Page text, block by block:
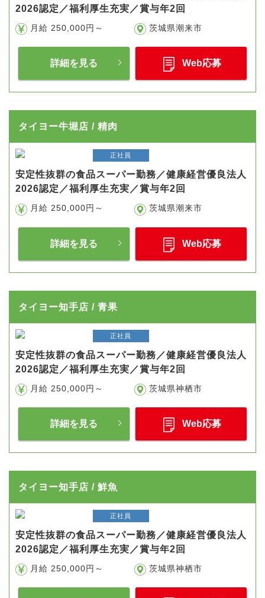
2026認定／福利厚生充実／賞与年2回
月給 250,000円～ 茨城県潮来市
詳細を見る Web応募
タイヨー牛堀店 / 精肉
正社員
安定性抜群の食品スーパー勤務／健康経営優良法人
2026認定／福利厚生充実／賞与年2回
月給 250,000円～ 茨城県潮来市
詳細を見る Web応募
タイヨー知手店 / 青果
正社員
安定性抜群の食品スーパー勤務／健康経営優良法人
2026認定／福利厚生充実／賞与年2回
月給 250,000円～ 茨城県神栖市
詳細を見る Web応募
タイヨー知手店 / 鮮魚
正社員
安定性抜群の食品スーパー勤務／健康経営優良法人
2026認定／福利厚生充実／賞与年2回
月給 250,000円～ 茨城県神栖市